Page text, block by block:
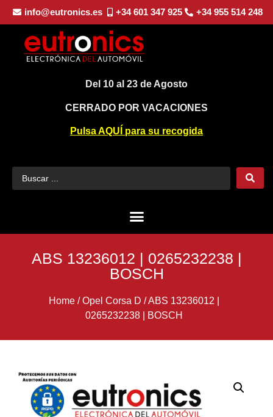
info@eutronics.es +34 601 347 925 +34 955 514 248
Del 10 al 23 de Agosto
CERRADO POR VACACIONES
Pulsa AQUÍ para su recogida
ABS 13236012 | 0265232238 |
BOSCH
Home/Opel Corsa D /ABS 13236012 |
0265232238 | BOSCH